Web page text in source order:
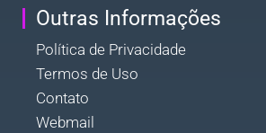
Outras Informações
Política de Privacidade
Termos de Uso
Contato
Webmail